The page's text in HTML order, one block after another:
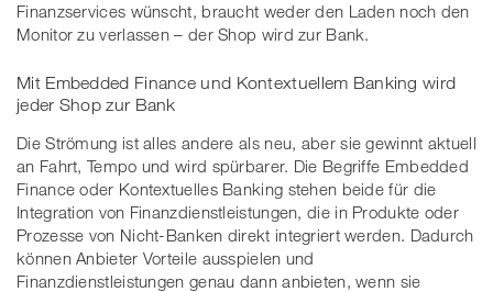
Finanzservices wünscht, braucht weder den Laden noch den
Monitor zu verlassen – der Shop wird zur Bank.
Mit Embedded Finance und Kontextuellem Banking wird
jeder Shop zur Bank
Die Strömung ist alles andere als neu, aber sie gewinnt aktuell
an Fahrt, Tempo und wird spürbarer. Die Begriffe Embedded
Finance oder Kontextuelles Banking stehen beide für die
Integration von Finanzdienstleistungen, die in Produkte oder
Prozesse von Nicht-Banken direkt integriert werden. Dadurch
können Anbieter Vorteile ausspielen und
Finanzdienstleistungen genau dann anbieten, wenn sie